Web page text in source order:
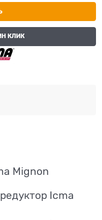
КЛИК
Mignon
Icma